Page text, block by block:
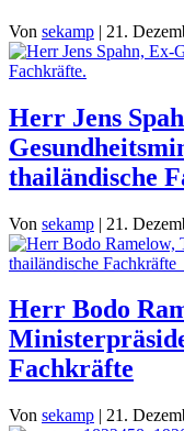
Von sekamp | 21.
Herr Jens
thailändische
Von sekamp | 21.
Herr Bodo
Fachkräfte
Von sekamp | 21.